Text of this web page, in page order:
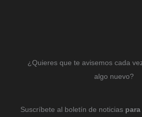
¿Quieres que te avisemos cada
algo nuevo?
Suscríbete al boletín de noticias